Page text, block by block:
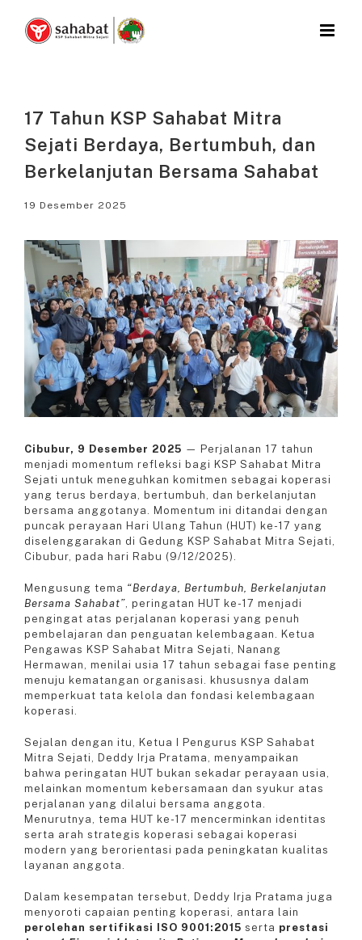
content
17 Tahun KSP Sahabat Mitra
Sejati Berdaya, Bertumbuh, dan
Berkelanjutan Bersama Sahabat
19 Desember 2025
View
Larger
Image
Cibubur, 9 Desember 2025 — Perjalanan 17 tahun
menjadi momentum refleksi bagi KSP Sahabat Mitra
Sejati untuk meneguhkan komitmen sebagai koperasi
yang terus berdaya, bertumbuh, dan berkelanjutan
bersama anggotanya. Momentum ini ditandai dengan
puncak perayaan Hari Ulang Tahun (HUT) ke-17 yang
diselenggarakan di Gedung KSP Sahabat Mitra Sejati,
Cibubur, pada hari Rabu (9/12/2025).
Mengusung tema “Berdaya, Bertumbuh, Berkelanjutan
Bersama Sahabat” , peringatan HUT ke-17 menjadi
pengingat atas perjalanan koperasi yang penuh
pembelajaran dan penguatan kelembagaan. Ketua
Pengawas KSP Sahabat Mitra Sejati, Nanang
Hermawan, menilai usia 17 tahun sebagai fase penting
menuju kematangan organisasi. khususnya dalam
memperkuat tata kelola dan fondasi kelembagaan
koperasi.
Sejalan dengan itu, Ketua I Pengurus KSP Sahabat
Mitra Sejati, Deddy Irja Pratama, menyampaikan
bahwa peringatan HUT bukan sekadar perayaan usia,
melainkan momentum kebersamaan dan syukur atas
perjalanan yang dilalui bersama anggota.
Menurutnya, tema HUT ke-17 mencerminkan identitas
serta arah strategis koperasi sebagai koperasi
modern yang berorientasi pada peningkatan kualitas
layanan anggota.
Dalam kesempatan tersebut, Deddy Irja Pratama juga
menyoroti capaian penting koperasi, antara lain
perolehan sertifikasi ISO 9001:2015 serta prestasi